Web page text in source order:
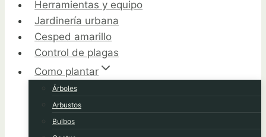
Herramientas y equipo
Jardinería urbana
Cesped amarillo
Control de plagas
Como plantar
Árboles
Arbustos
Bulbos